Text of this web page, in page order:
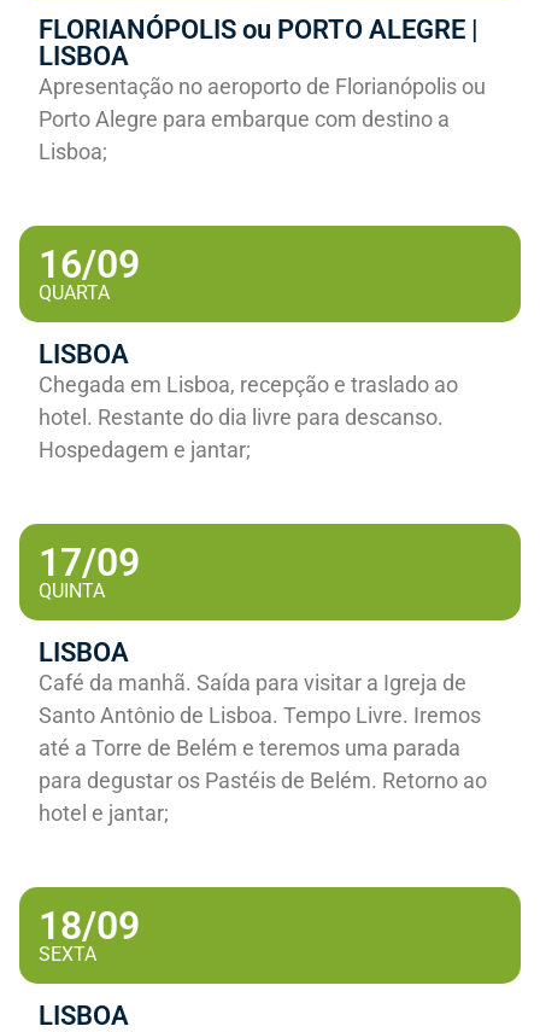
FLORIANÓPOLIS ou PORTO ALEGRE |
LISBOA
Apresentação no aeroporto de Florianópolis ou
Porto Alegre para embarque com destino a
Lisboa;
16/09
QUARTA
LISBOA
Chegada em Lisboa, recepção e traslado ao
hotel. Restante do dia livre para descanso.
Hospedagem e jantar;
17/09
QUINTA
LISBOA
Café da manhã. Saída para visitar a Igreja de
Santo Antônio de Lisboa. Tempo Livre. Iremos
até a Torre de Belém e teremos uma parada
para degustar os Pastéis de Belém. Retorno ao
hotel e jantar;
18/09
SEXTA
LISBOA